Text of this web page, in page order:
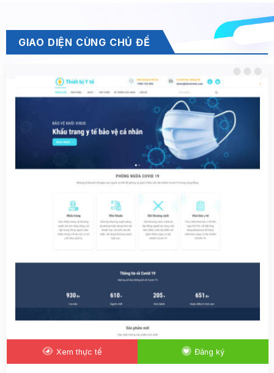
GIAO DIỆN CÙNG CHỦ ĐỀ
Xem thực tế Đăng ký